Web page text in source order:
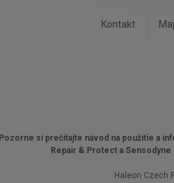
Kontakt
Pozorne si prečítajte návod na použitie a
Repair & Protect a Sensodyne
Haleon Czech